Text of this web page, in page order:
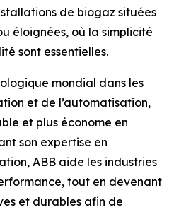
de biogaz situées
éloignées, où la simplicité
sont essentielles.
mondial dans les
et de l’automatisation,
et plus économe en
son expertise en
ABB aide les industries
tout en devenant
et durables afin de